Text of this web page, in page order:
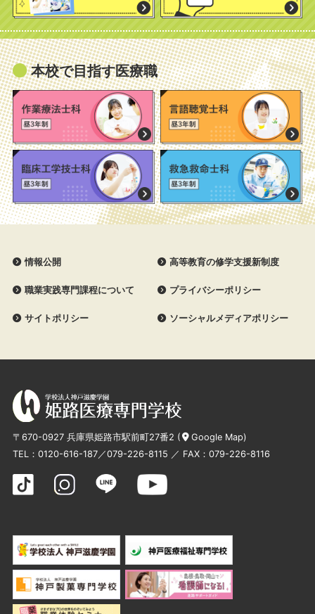
本校で目指す医療職
情報公開 高等教育の修学支援新制度
職業実践専門課程について プライバシーポリシー
サイトポリシー ソーシャルメディアポリシー
〒670-0927 兵庫県姫路市駅前町27番2 ( Google Map)
TEL： 0120-616-187／079-226-8115 ／ FAX：079-226-8116